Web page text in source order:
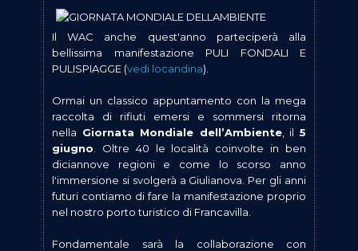
Il WAC anche quest'anno parteciperà alla
bellissima manifestazione PULI FONDALI E
PULISPIAGGE (vedi locandina).
Ormai un classico appuntamento con la mega
raccolta di rifiuti emersi e sommersi ritorna
nella Giornata Mondiale dell’Ambiente, il5
giugno . Oltre 40 le località coinvolte in ben
diciannove regioni e come lo scorso anno
l'immersione si svolgerà a Giulianova. Per gli anni
futuri contiamo di fare la manifestazione proprio
nel nostro porto turistico di Francavilla.
Fondamentale sarà la collaborazione con